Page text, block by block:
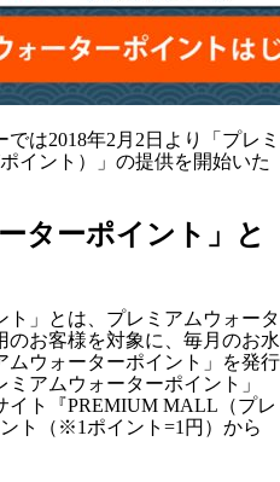
は2018年2月2日より「プレミ
イント）」の提供を開始いた
ターポイント」と
ト」とは、プレミアムウォータ
のお客様を対象に、毎月のお水
ムウォーターポイント」を発行
アムウォーターポイント」
イト『PREMIUM MALL（プレ
ト（※1ポイント=1円）から